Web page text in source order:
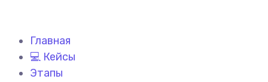
Главная
💻 Кейсы
Этапы